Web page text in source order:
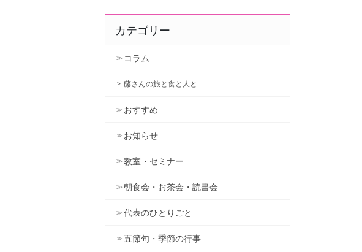
カテゴリー
コラム
藤さんの旅と食と人と
おすすめ
お知らせ
教室・セミナー
朝食会・お茶会・読書会
代表のひとりごと
五節句・季節の行事